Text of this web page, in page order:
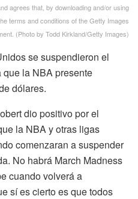
agrees that, by downloading and/or using
terms and conditions of the Getty Images
(Photo by Todd Kirkland/Getty Images)
se suspendieron el
la NBA presente
dólares.
dio positivo por el
la NBA y otras ligas
comenzaran a suspender
No habrá March Madness
cuando volverá a
sí es cierto es que todos